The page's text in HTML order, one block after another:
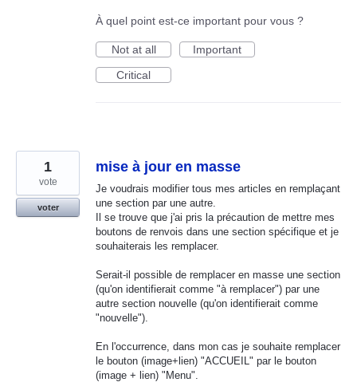
À quel point est-ce important pour vous ?
Not at all
Important
Critical
mise à jour en masse
Je voudrais modifier tous mes articles en remplaçant
une section par une autre.
Il se trouve que j'ai pris la précaution de mettre mes
boutons de renvois dans une section spécifique et je
souhaiterais les remplacer.
Serait-il possible de remplacer en masse une section
(qu'on identifierait comme "à remplacer") par une
autre section nouvelle (qu'on identifierait comme
"nouvelle").
En l'occurrence, dans mon cas je souhaite remplacer
le bouton (image+lien) "ACCUEIL" par le bouton
(image + lien) "Menu".
1
vote
voter